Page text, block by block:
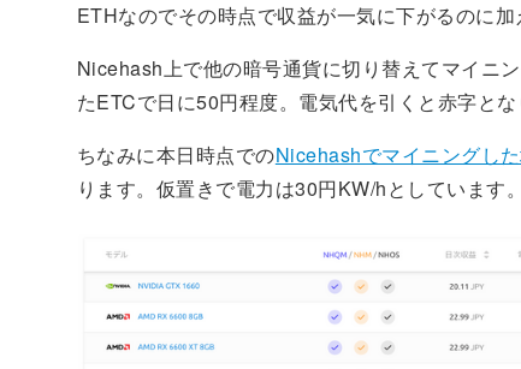
ETHなのでその時点で収益が一気に下がるのに加
Nicehash上で他の暗号通貨に切り替えてマイニ
たETCで日に50円程度。電気代を引くと赤字とな
ちなみに本日時点でのNicehashでマイニングし
ります。仮置きで電力は30円KW/hとしています。